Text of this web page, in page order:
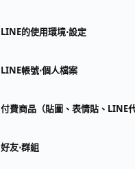
LINE的使用環境⋅設定
LINE帳號⋅個人檔案
付費商品（貼圖、表情貼、LINE代
好友⋅群組